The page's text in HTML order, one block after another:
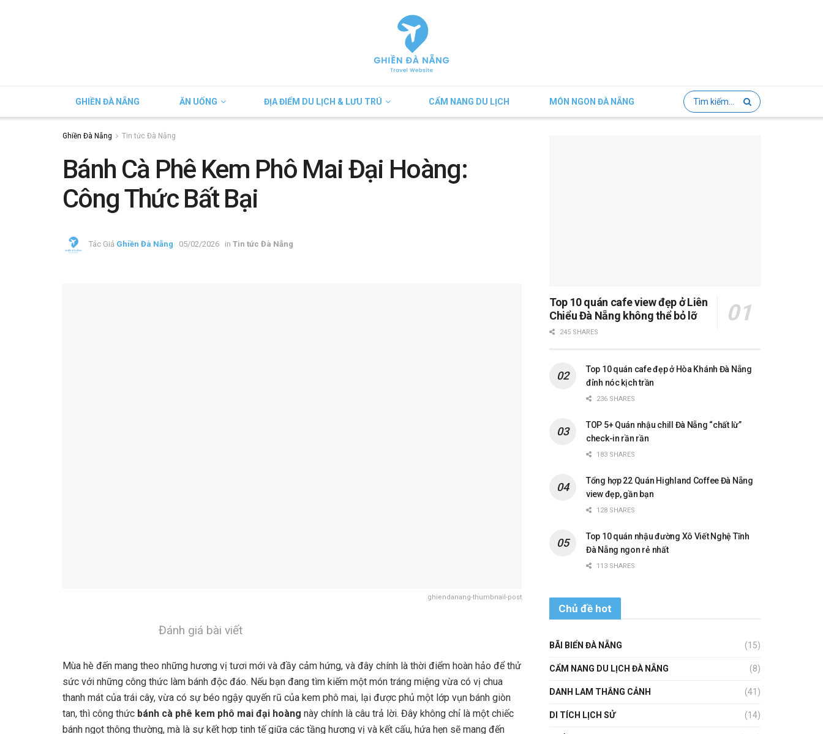
GHIỀN ĐÀ NẴNG ĂN UỐNG ĐỊA ĐIỂM DU LỊCH & LƯU TRÚ CẨM NANG DU LỊCH MÓN NGON ĐÀ NẴNG
Ghiền Đà Nẵng Tin tức Đà Nẵng
Bánh Cà Phê Kem Phô Mai Đại Hoàng:
Công Thức Bất Bại
Tác Giả Ghiền Đà Nẵng 05/02/2026 in Tin tức Đà Nẵng
ghiendanang-thumbnail-post
Đánh giá bài viết
Mùa hè đến mang theo những hương vị tươi mới và đầy cảm hứng, và đây chính là thời điểm hoàn hảo để thử
sức với những công thức làm bánh độc đáo. Nếu bạn đang tìm kiếm một món tráng miệng vừa có vị chua
thanh mát của trái cây, vừa có sự béo ngậy quyến rũ của kem phô mai, lại được phủ một lớp vụn bánh giòn
tan, thì công thức bánh cà phê kem phô mai đại hoàng này chính là câu trả lời. Đây không chỉ là một chiếc
bánh ngọt thông thường, mà là sự kết hợp tinh tế giữa các tầng hương vị và kết cấu, hứa hẹn sẽ mang đến
Top 10 quán cafe view đẹp ở Liên
Chiểu Đà Nẵng không thể bỏ lỡ
245 SHARES
Top 10 quán cafe đẹp ở Hòa Khánh Đà Nẵng
đỉnh nóc kịch trần
236 SHARES
TOP 5+ Quán nhậu chill Đà Nẵng “chất lừ”
check-in rần rần
183 SHARES
Tổng hợp 22 Quán Highland Coffee Đà Nẵng
view đẹp, gần bạn
128 SHARES
Top 10 quán nhậu đường Xô Viết Nghệ Tĩnh
Đà Nẵng ngon rẻ nhất
113 SHARES
Chủ đề hot
BÃI BIỂN ĐÀ NẴNG (15)
CẨM NANG DU LỊCH ĐÀ NẴNG (8)
DANH LAM THẮNG CẢNH (41)
DI TÍCH LỊCH SỬ (14)